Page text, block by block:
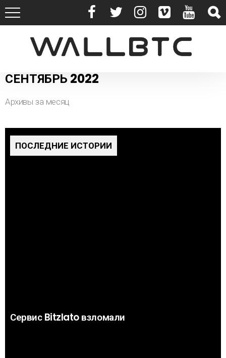
СЕНТЯБРЬ 2022
Архивы за месяц
ПОСЛЕДНИЕ ИСТОРИИ
Сервис Bitzlato взломали